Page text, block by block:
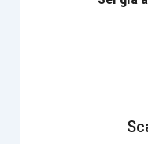
incompatibilità
comma del
esclusione, che
regola generale.